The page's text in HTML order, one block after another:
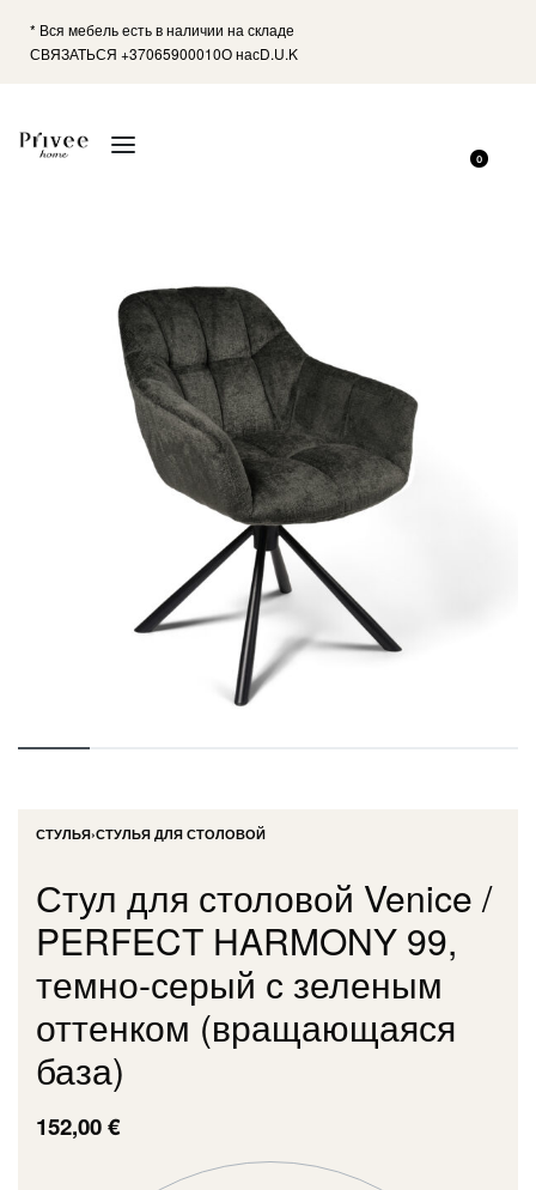
* Вся мебель есть в наличии на складе
СВЯЗАТЬСЯ +37065900010О насD.U.K
0
СТУЛЬЯ›СТУЛЬЯ ДЛЯ СТОЛОВОЙ
Стул для столовой Venice /
PERFECT HARMONY 99,
темно-серый с зеленым
оттенком (вращающаяся
база)
152,00€